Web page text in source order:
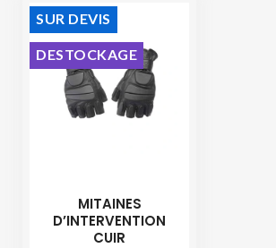
MITAINES
D’INTERVENTION
CUIR
SUR DEVIS
DESTOCKAGE